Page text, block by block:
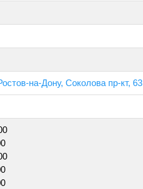
на-Дону, Соколова пр-кт, 63